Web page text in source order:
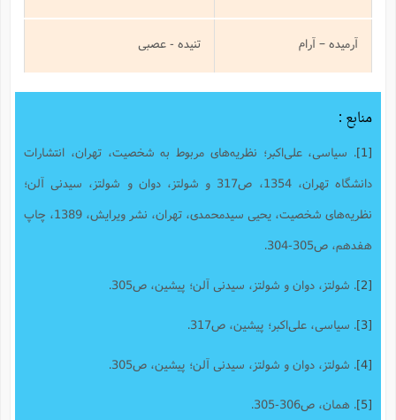
آرمیده – آرام تنیده - عصبی
منابع :
. سیاسی، علی‌اکبر؛ نظریه‌های مربوط به شخصیت، تهران، انتشارات
دانشگاه تهران، 1354، ص317 و شولتز، دوان و شولتز، سیدنی آلن؛
نظریه‌های شخصیت، یحیی سیدمحمدی، تهران، نشر ویرایش، 1389، چاپ
هفدهم، ص305-304.
. شولتز، دوان و شولتز، سیدنی آلن؛ پیشین، ص305.
. سیاسی، علی‌اکبر؛ پیشین، ص317.
. شولتز، دوان و شولتز، سیدنی آلن؛ پیشین، ص305.
. همان، ص306-305.